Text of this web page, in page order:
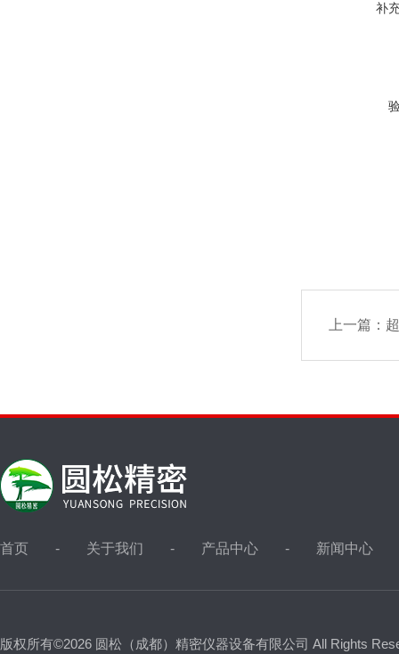
补
上一篇：
首页 关于我们 产品中心 新闻中心
版权所有©2026 圆松（成都）精密仪器设备有限公司 All Rights